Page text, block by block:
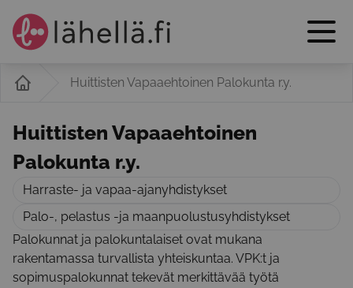
Huittisten Vapaaehtoinen Palokunta r.y.
Huittisten Vapaaehtoinen
Palokunta r.y.
Harraste- ja vapaa-ajanyhdistykset
Palo-, pelastus -ja maanpuolustusyhdistykset
Palokunnat ja palokuntalaiset ovat mukana
rakentamassa turvallista yhteiskuntaa. VPK:t ja
sopimuspalokunnat tekevät merkittävää työtä